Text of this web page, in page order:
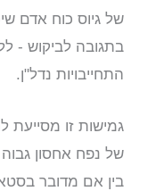
של גיוס כוח אדם
בתגובה לביקוש -
התחייבויות נדל"ן.
גמישות זו מסייעת
של נפח אחסון
בין אם מדובר